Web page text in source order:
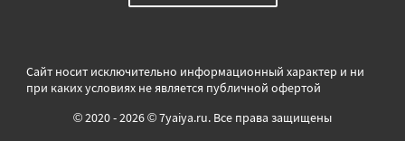
Сайт носит исключительно информационный характер и ни
при каких условиях не является публичной офертой
© 2020 - 2026 © 7yaiya.ru. Все права защищены